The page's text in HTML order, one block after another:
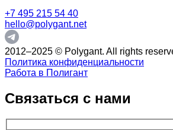
+7 495 215 54 40
hello@polygant.net
2012–2025 © Polygant. All rights
Политика конфиденциальности
Работа в Полигант
Связаться с нами